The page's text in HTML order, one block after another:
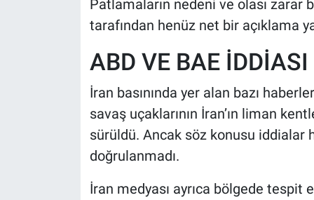
Patlamaların nedeni ve olası
tarafından henüz net bir açıklama
ABD VE BAE
İran basınında yer alan bazı
savaş uçaklarının İran’ın liman
sürüldü. Ancak söz konusu iddialar
doğrulanmadı.
İran medyası ayrıca bölgede tespit